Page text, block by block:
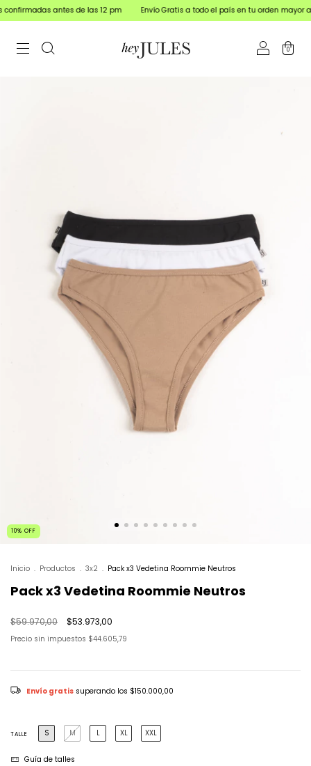
antes de las 12 pm Envío Gratis a todo el país en tu orden mayor a $150.000
0
10% OFF
Inicio . Productos . 3x2 . Pack x3 Vedetina Roommie Neutros
Pack x3 Vedetina Roommie Neutros
$59.970,00 $53.973,00
Precio sin impuestos $44.605,79
Envío gratis superando los $150.000,00
TALLE S M L XL XXL
Guía de talles